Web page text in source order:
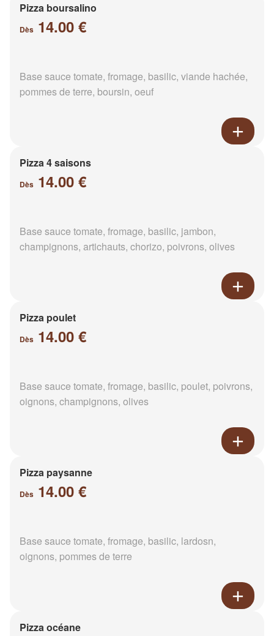
Pizza boursalino
Dès 14.00 €
Base sauce tomate, fromage, basilic, viande hachée,
pommes de terre, boursin, oeuf
Pizza 4 saisons
Dès 14.00 €
Base sauce tomate, fromage, basilic, jambon,
champignons, artichauts, chorizo, poivrons, olives
Pizza poulet
Dès 14.00 €
Base sauce tomate, fromage, basilic, poulet, poivrons,
oignons, champignons, olives
Pizza paysanne
Dès 14.00 €
Base sauce tomate, fromage, basilic, lardosn,
oignons, pommes de terre
Pizza océane